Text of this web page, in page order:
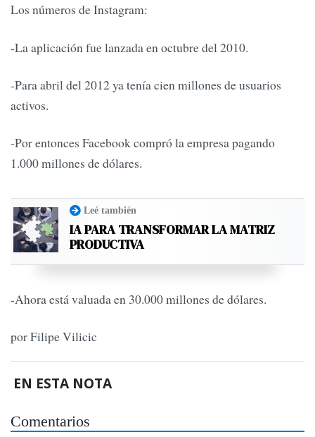
Los números de Instagram:
-La aplicación fue lanzada en octubre del 2010.
-Para abril del 2012 ya tenía cien millones de usuarios
activos.
-Por entonces Facebook compró la empresa pagando
1.000 millones de dólares.
Leé también
IA PARA TRANSFORMAR LA MATRIZ
PRODUCTIVA
-Ahora está valuada en 30.000 millones de dólares.
por Filipe Vilicic
EN ESTA NOTA
Comentarios